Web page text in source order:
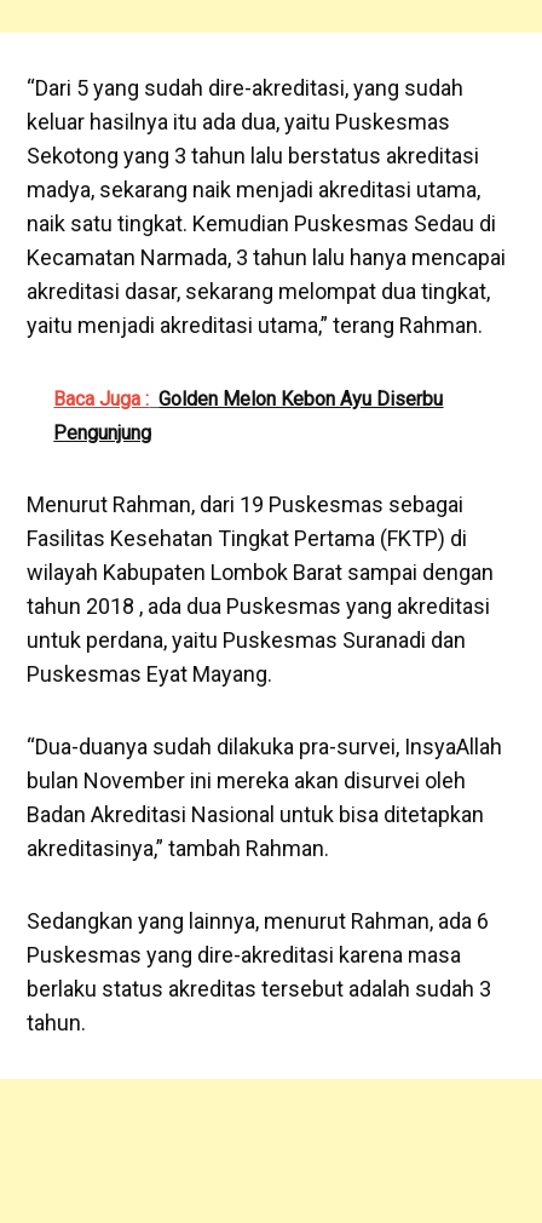
“Dari 5 yang sudah dire-akreditasi, yang sudah
keluar hasilnya itu ada dua, yaitu Puskesmas
Sekotong yang 3 tahun lalu berstatus akreditasi
madya, sekarang naik menjadi akreditasi utama,
naik satu tingkat. Kemudian Puskesmas Sedau di
Kecamatan Narmada, 3 tahun lalu hanya mencapai
akreditasi dasar, sekarang melompat dua tingkat,
yaitu menjadi akreditasi utama,” terang Rahman.
Baca Juga : Golden Melon Kebon Ayu Diserbu
Pengunjung
Menurut Rahman, dari 19 Puskesmas sebagai
Fasilitas Kesehatan Tingkat Pertama (FKTP) di
wilayah Kabupaten Lombok Barat sampai dengan
tahun 2018 , ada dua Puskesmas yang akreditasi
untuk perdana, yaitu Puskesmas Suranadi dan
Puskesmas Eyat Mayang.
“Dua-duanya sudah dilakuka pra-survei, InsyaAllah
bulan November ini mereka akan disurvei oleh
Badan Akreditasi Nasional untuk bisa ditetapkan
akreditasinya,” tambah Rahman.
Sedangkan yang lainnya, menurut Rahman, ada 6
Puskesmas yang dire-akreditasi karena masa
berlaku status akreditas tersebut adalah sudah 3
tahun.